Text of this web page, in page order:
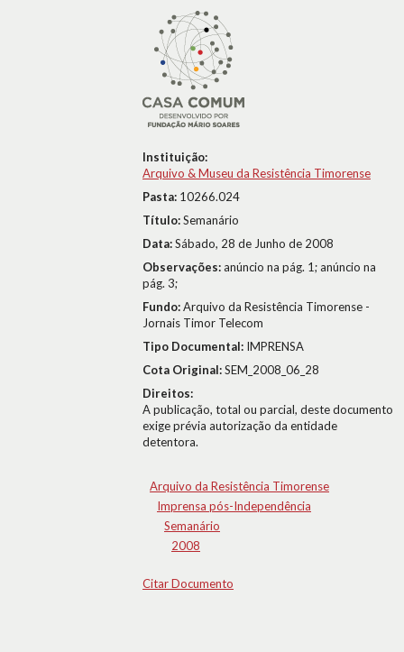
Instituição:
Arquivo & Museu da Resistência Timorense
Pasta: 10266.024
Título:Semanário
Data:Sábado, 28 de Junho de 2008
Observações:anúncio na pág. 1; anúncio na
pág. 3;
Fundo:Arquivo da Resistência Timorense -
Jornais Timor Telecom
Tipo Documental: IMPRENSA
Cota Original:SEM_2008_06_28
Direitos:
A publicação, total ou parcial, deste documento
exige prévia autorização da entidade
detentora.
Arquivo da Resistência Timorense
Imprensa pós-Independência
Semanário
2008
Citar Documento